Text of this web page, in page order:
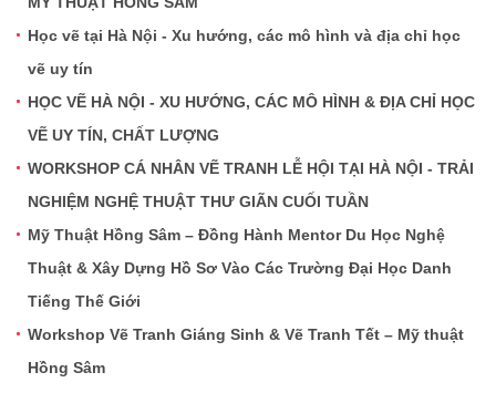
Học vẽ tại Hà Nội - Xu hướng, các mô hình và địa chỉ học
vẽ uy tín
HỌC VẼ HÀ NỘI - XU HƯỚNG, CÁC MÔ HÌNH & ĐỊA CHỈ HỌC
VẼ UY TÍN, CHẤT LƯỢNG
WORKSHOP CÁ NHÂN VẼ TRANH LỄ HỘI TẠI HÀ NỘI - TRẢI
NGHIỆM NGHỆ THUẬT THƯ GIÃN CUỐI TUẦN
Mỹ Thuật Hồng Sâm – Đồng Hành Mentor Du Học Nghệ
Thuật & Xây Dựng Hồ Sơ Vào Các Trường Đại Học Danh
Tiếng Thế Giới
Workshop Vẽ Tranh Giáng Sinh & Vẽ Tranh Tết – Mỹ thuật
Hồng Sâm